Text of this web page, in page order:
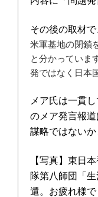
その後の取材で
米軍基地の閉鎖
と分かっていま
発ではなく日本
メア氏は一貫
のメア発言報
謀略ではないか
【写真】東日
隊第八師団「
還。お疲れ様で